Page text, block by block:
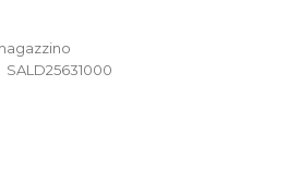
SALD25631000